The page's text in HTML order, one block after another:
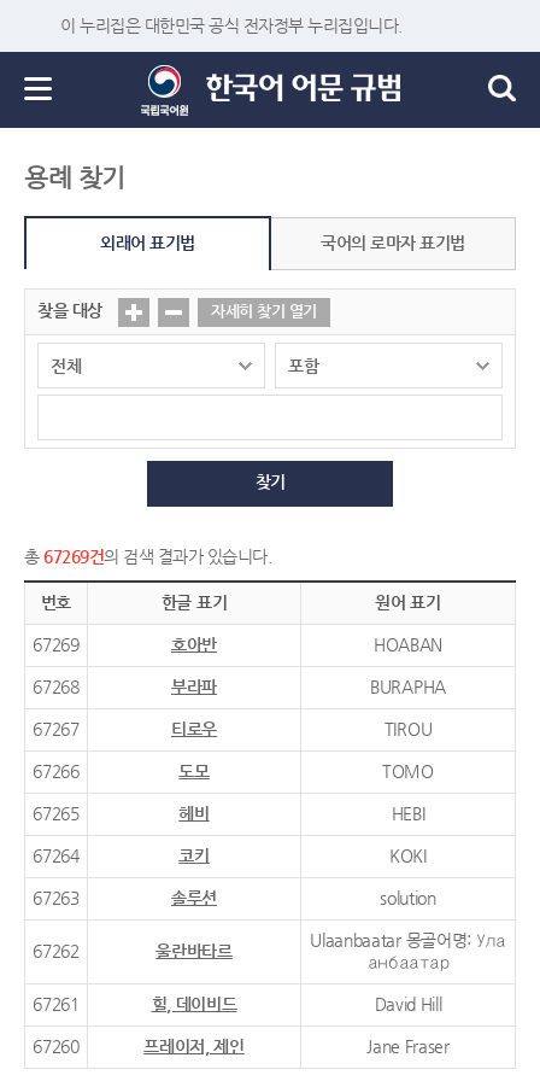
이 누리집은 대한민국 공식 전자정부 누리집입니다.
용례 찾기
외래어 표기법 국어의 로마자 표기법
찾을 대상 자세히 찾기 열기
찾기
총 67269건의 검색 결과가 있습니다.
번호 한글 표기 원어 표기
67269 호아반 HOABAN
67268 부라파 BURAPHA
67267 티로우 TIROU
67266 도모 TOMO
67265 헤비 HEBI
67264 코키 KOKI
67263 솔루션 solution
67262 울란바타르
Ulaanbaatar 몽골어명: Ула
анбаатар
67261 힐, 데이비드 David Hill
67260 프레이저, 제인 Jane Fraser